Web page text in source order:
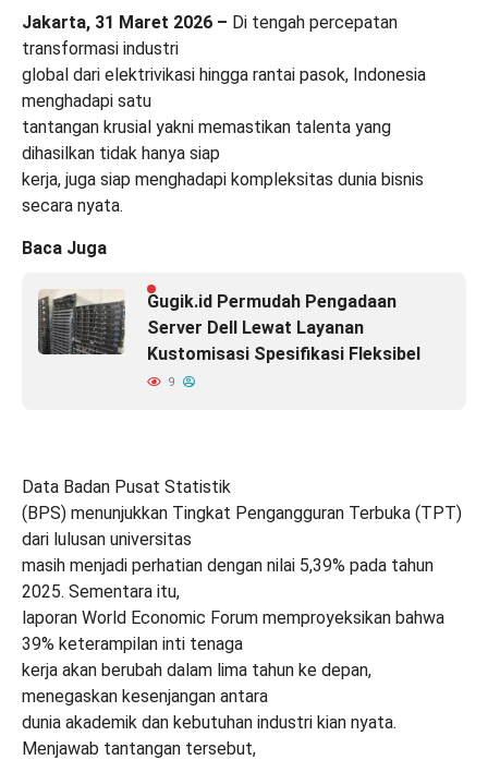
Jakarta, 31 Maret 2026 – Di tengah percepatan
transformasi industri
global dari elektrivikasi hingga rantai pasok, Indonesia
menghadapi satu
tantangan krusial yakni memastikan talenta yang
dihasilkan tidak hanya siap
kerja, juga siap menghadapi kompleksitas dunia bisnis
secara nyata.
Baca Juga
Gugik.id Permudah Pengadaan
Server Dell Lewat Layanan
Kustomisasi Spesifikasi Fleksibel
9
Data Badan Pusat Statistik
(BPS) menunjukkan Tingkat Pengangguran Terbuka (TPT)
dari lulusan universitas
masih menjadi perhatian dengan nilai 5,39% pada tahun
2025. Sementara itu,
laporan World Economic Forum memproyeksikan bahwa
39% keterampilan inti tenaga
kerja akan berubah dalam lima tahun ke depan,
menegaskan kesenjangan antara
dunia akademik dan kebutuhan industri kian nyata.
Menjawab tantangan tersebut,